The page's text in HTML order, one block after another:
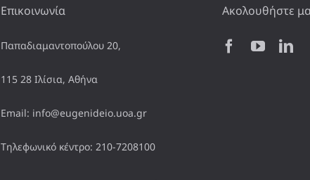
Επικοινωνία
Παπαδιαμαντοπούλου 20,
115 28 Ιλίσια, Αθήνα
Email: info@eugenideio.uoa.gr
Τηλεφωνικό κέντρο: 210-7208100
Ακολουθήστε